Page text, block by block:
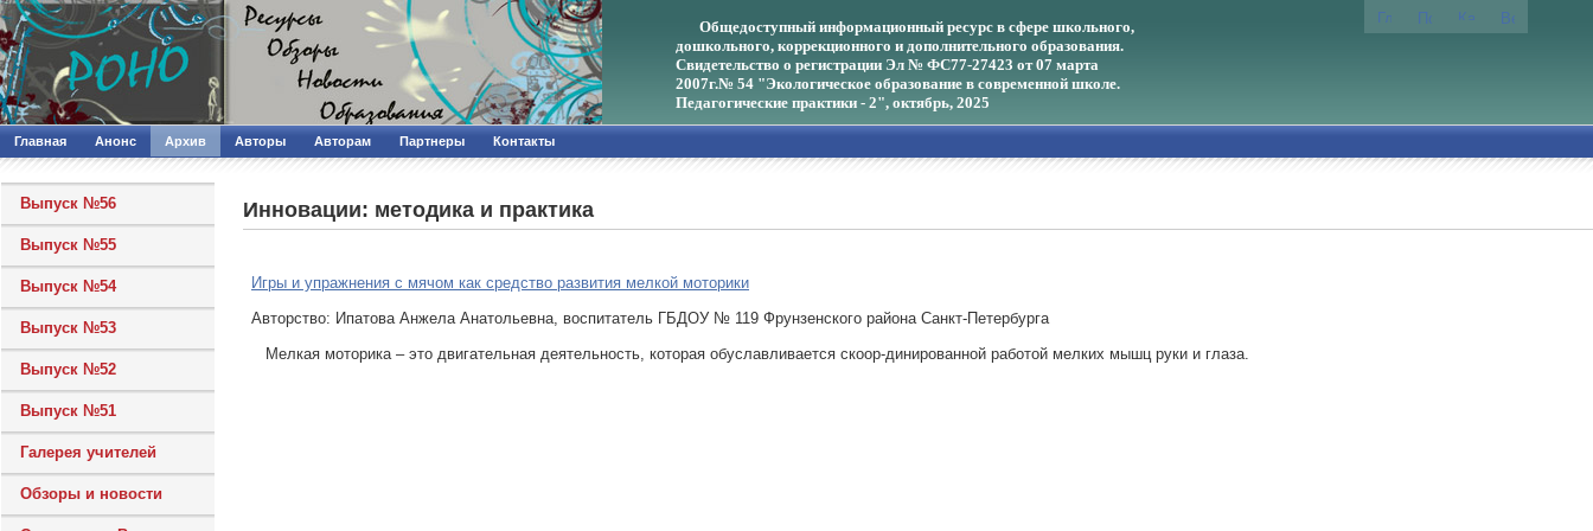
Общедоступный информационный ресурс в сфере школьного,
дошкольного, коррекционного и дополнительного образования.
Свидетельство о регистрации Эл № ФС77-27423 от 07 марта
2007г.№ 54 "Экологическое образование в современной школе.
Педагогические практики - 2", октябрь, 2025
Главная Анонс Архив Авторы Авторам Партнеры Контакты
Выпуск №56
Выпуск №55
Выпуск №54
Выпуск №53
Выпуск №52
Выпуск №51
Галерея учителей
Обзоры и новости
Инновации: методика и практика
Игры и упражнения с мячом как средство развития мелкой моторики
Авторcтво: Ипатова Анжела Анатольевна, воспитатель ГБДОУ № 119 Фрунзенского района Санкт-Петербурга
Мелкая моторика – это двигательная деятельность, которая обуславливается скоор-динированной работой мелких мышц руки и глаза.